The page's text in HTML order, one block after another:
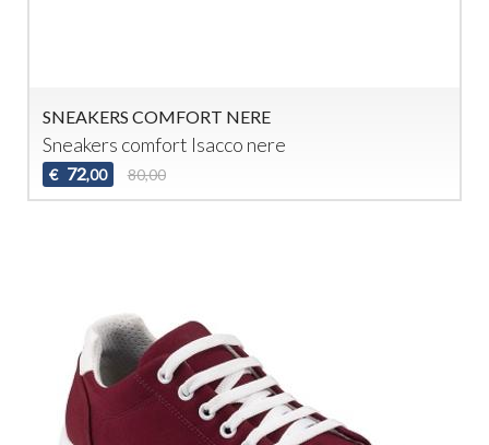
SNEAKERS COMFORT NERE
Sneakers comfort Isacco nere
€ 72,00 80,00